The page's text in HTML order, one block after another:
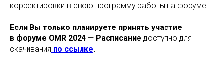
корректировки в свою программу работы на форуме.
Если Вы только планируете принять участие
в форуме OMR 2024 — Расписание доступно для
скачивания по ссылке.